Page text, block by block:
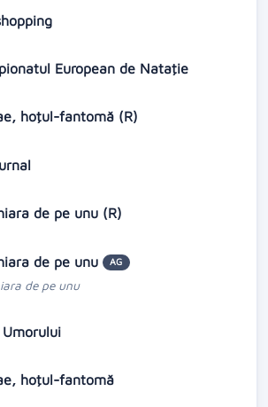
European de Nataţie
hoţul-fantomă (R)
de pe unu (R)
de pe unu AG
de pe unu
Umorului
hoţul-fantomă